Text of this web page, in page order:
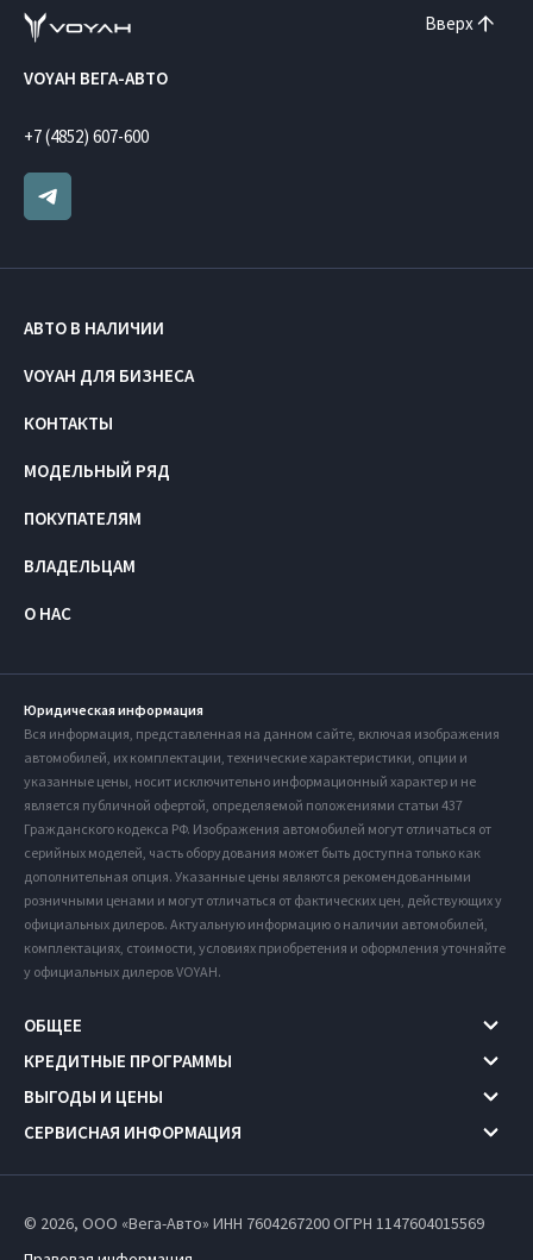
Вверх
VOYAH ВЕГА-АВТО
+7 (4852) 607-600
АВТО В НАЛИЧИИ
VOYAH ДЛЯ БИЗНЕСА
КОНТАКТЫ
МОДЕЛЬНЫЙ РЯД
ПОКУПАТЕЛЯМ
ВЛАДЕЛЬЦАМ
О НАС
Юридическая информация
Вся информация, представленная на данном сайте, включая изображения
автомобилей, их комплектации, технические характеристики, опции и
указанные цены, носит исключительно информационный характер и не
является публичной офертой, определяемой положениями статьи 437
Гражданского кодекса РФ. Изображения автомобилей могут отличаться от
серийных моделей, часть оборудования может быть доступна только как
дополнительная опция. Указанные цены являются рекомендованными
розничными ценами и могут отличаться от фактических цен, действующих у
официальных дилеров. Актуальную информацию о наличии автомобилей,
комплектациях, стоимости, условиях приобретения и оформления уточняйте
у официальных дилеров VOYAH.
ОБЩЕЕ
КРЕДИТНЫЕ ПРОГРАММЫ
ВЫГОДЫ И ЦЕНЫ
СЕРВИСНАЯ ИНФОРМАЦИЯ
© 2026, ООО «Вега-Авто» ИНН 7604267200ОГРН 1147604015569